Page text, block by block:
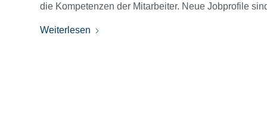
die Kompetenzen der Mitarbeiter. Neue Jobprofile
Weiterlesen